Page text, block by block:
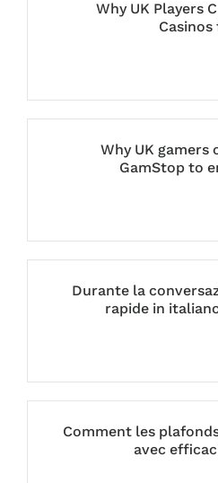
Why UK Players
Why UK gamers
GamStop to
Durante la
rapide in
Comment les
avec